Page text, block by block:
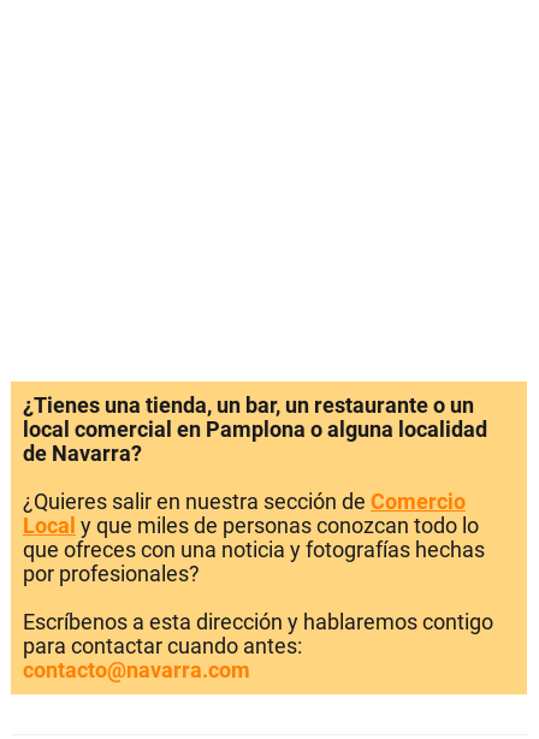
¿Tienes una tienda, un bar, un restaurante o un
local comercial en Pamplona o alguna localidad
de Navarra?
¿Quieres salir en nuestra sección de Comercio
Local y que miles de personas conozcan todo lo
que ofreces con una noticia y fotografías hechas
por profesionales?
Escríbenos a esta dirección y hablaremos contigo
para contactar cuando antes:
contacto@navarra.com